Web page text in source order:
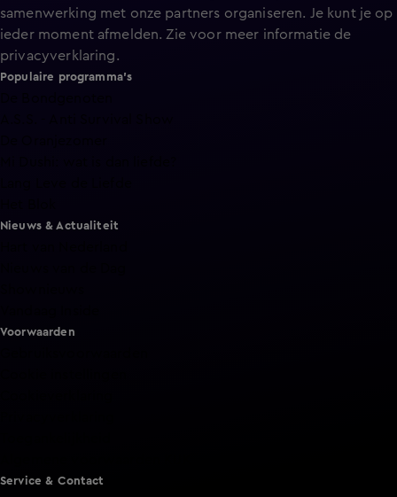
samenwerking met onze partners organiseren. Je kunt je op
ieder moment afmelden. Zie voor meer informatie de
privacyverklaring.
Populaire programma's
Nieuws & Actualiteit
Voorwaarden
Service & Contact